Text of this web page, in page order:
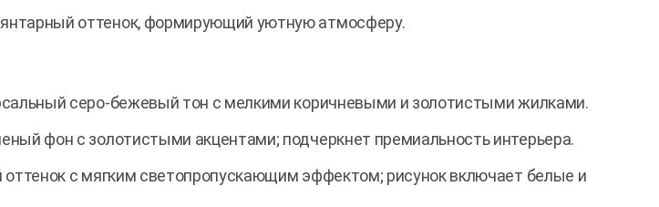
оттенок, формирующий уютную атмосферу.
серо-бежевый тон с мелкими коричневыми и золотистыми жилками.
фон с золотистыми акцентами; подчеркнет премиальность интерьера.
оттенок с мягким светопропускающим эффектом; рисунок включает белые и